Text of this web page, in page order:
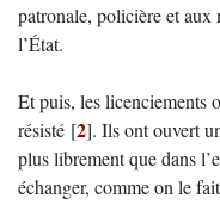
patronale, policière et aux
l’État.
Et puis, les licenciements
résisté [2]. Ils ont ouvert
plus librement que dans
échanger, comme on le